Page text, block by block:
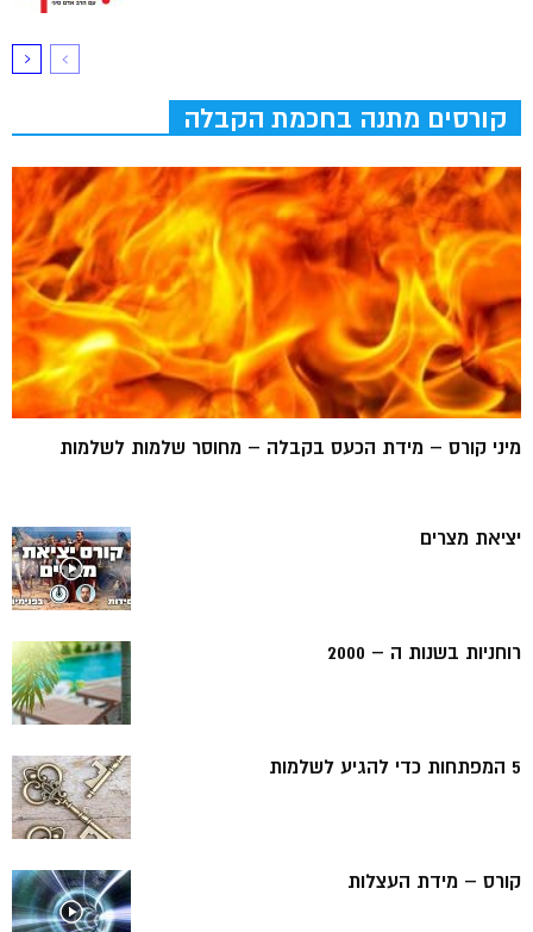
קורסים מתנה בחכמת הקבלה
מיני קורס – מידת הכעס בקבלה – מחוסר שלמות לשלמות
יציאת מצרים
רוחניות בשנות ה – 2000
5 המפתחות כדי להגיע לשלמות
קורס – מידת העצלות